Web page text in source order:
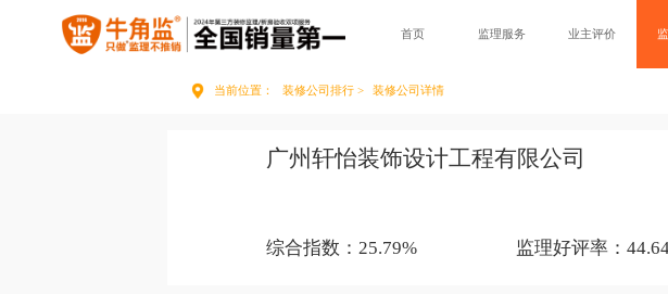
首页 监理服务 业主评价
当前位置： 装修公司排行 > 装修公司详情
广州轩怡装饰设计工程有限公司
综合指数：25.79% 监理好评率：